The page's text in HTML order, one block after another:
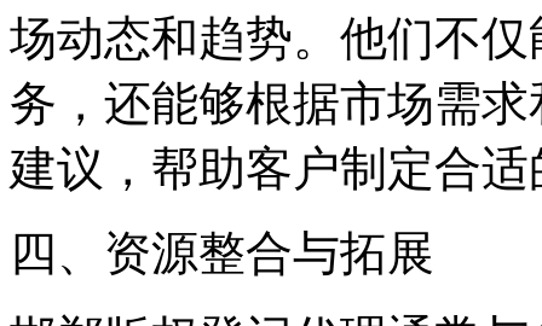
场动态和趋势。他们不
务，还能够根据市场需
建议，帮助客户制定合
四、资源整合与拓展